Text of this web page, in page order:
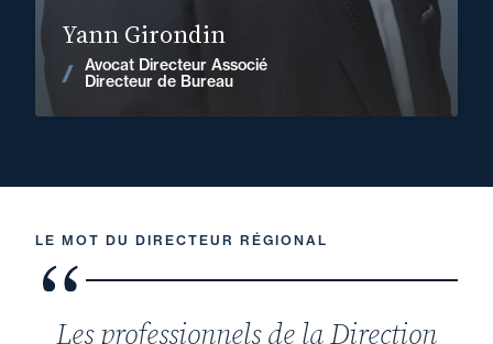
Yann Girondin
Avocat Directeur Associé
Directeur de Bureau
En savoir plus
Voir les actualités
LE MOT DU DIRECTEUR RÉGIONAL
Les professionnels de la Direction